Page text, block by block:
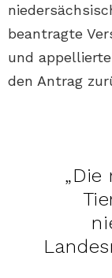
beantragte
und
den Antrag
„Die